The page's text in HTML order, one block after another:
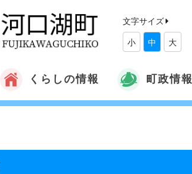
文字サイズ
小 中 大
くらしの情報 町政情報